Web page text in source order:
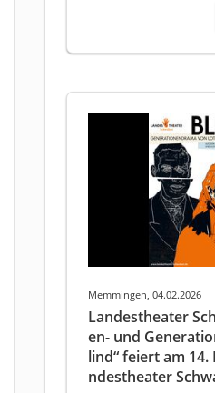
Memmingen, 04.02.2026
Landestheater
en- und
lind“ feiert am 14.
ndestheater